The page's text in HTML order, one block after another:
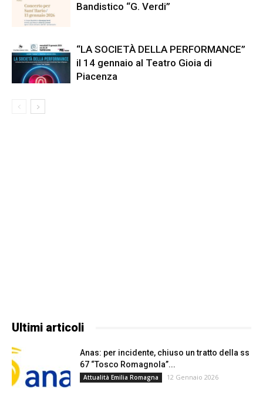
Bandistico “G. Verdi”
“LA SOCIETÀ DELLA PERFORMANCE”
il 14 gennaio al Teatro Gioia di
Piacenza
Ultimi articoli
Anas: per incidente, chiuso un tratto della ss
67 “Tosco Romagnola”...
Attualità Emilia Romagna 12 Gennaio 2026